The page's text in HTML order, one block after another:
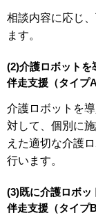
相談内容に応じ
ます。
(2)介護ロボットを
伴走支援（タイプA
介護ロボットを
対して、個別に
えた適切な介護
行います。
(3)既に介護ロボッ
伴走支援（タイプB